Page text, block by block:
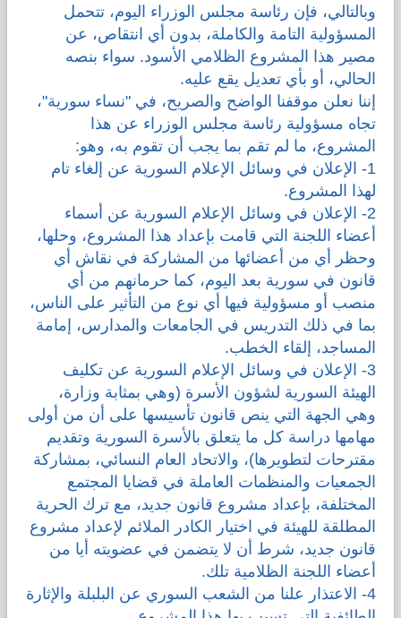
وبالتالي، فإن رئاسة مجلس الوزراء اليوم، تتحمل
المسؤولية التامة والكاملة، بدون أي انتقاص، عن
مصير هذا المشروع الظلامي الأسود. سواء بنصه
الحالي، أو بأي تعديل يقع عليه.
إننا نعلن موقفنا الواضح والصريح، في "نساء سورية"،
تجاه مسؤولية رئاسة مجلس الوزراء عن هذا
المشروع، ما لم تقم بما يجب أن تقوم به، وهو:
1- الإعلان في وسائل الإعلام السورية عن إلغاء تام
لهذا المشروع.
2- الإعلان في وسائل الإعلام السورية عن أسماء
أعضاء اللجنة التي قامت بإعداد هذا المشروع، وحلها،
وحظر أي من أعضائها من المشاركة في نقاش أي
قانون في سورية بعد اليوم، كما حرمانهم من أي
منصب أو مسؤولية فيها أي نوع من التأثير على الناس،
بما في ذلك التدريس في الجامعات والمدارس، إمامة
المساجد، إلقاء الخطب.
3- الإعلان في وسائل الإعلام السورية عن تكليف
الهيئة السورية لشؤون الأسرة (وهي بمثابة وزارة،
وهي الجهة التي ينص قانون تأسيسها على أن من أولى
مهامها دراسة كل ما يتعلق بالأسرة السورية وتقديم
مقترحات لتطويرها)، والاتحاد العام النسائي، بمشاركة
الجمعيات والمنظمات العاملة في قضايا المجتمع
المختلفة، بإعداد مشروع قانون جديد، مع ترك الحرية
المطلقة للهيئة في اختيار الكادر الملائم لإعداد مشروع
قانون جديد، شرط أن لا يتضمن في عضويته أيا من
أعضاء اللجنة الظلامية تلك.
4- الاعتذار علنا من الشعب السوري عن البلبلة والإثارة